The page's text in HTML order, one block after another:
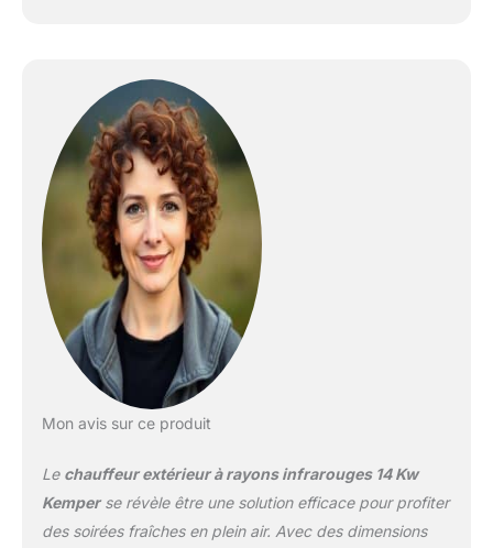
Mon avis sur ce produit
Le chauffeur extérieur à rayons infrarouges 14 Kw
Kemperse révèle être une solution efficace pour profiter
des soirées fraîches en plein air. Avec des dimensions